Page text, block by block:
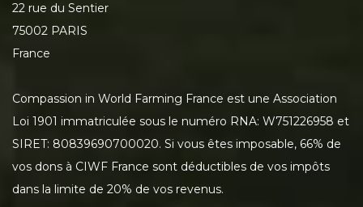
22 rue du Sentier
75002 PARIS
France
Compassion in World Farming France est une Association
Loi 1901 immatriculée sous le numéro RNA: W751226958 et
SIRET: 80839690700020. Si vous êtes imposable, 66% de
vos dons à CIWF France sont déductibles de vos impôts
dans la limite de 20% de vos revenus.